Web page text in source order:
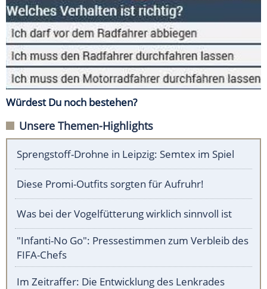
Würdest Du noch bestehen?
Unsere Themen-Highlights
Sprengstoff-Drohne in Leipzig: Semtex im Spiel
Diese Promi-Outfits sorgten für Aufruhr!
Was bei der Vogelfütterung wirklich sinnvoll ist
"Infanti-No Go": Pressestimmen zum Verbleib des
FIFA-Chefs
Im Zeitraffer: Die Entwicklung des Lenkrades